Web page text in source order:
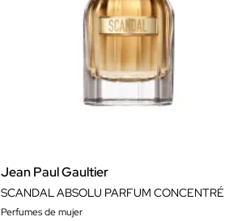
Jean Paul Gaultier
SCANDAL ABSOLU PARFUM CONCENTRÉ
Perfumes de mujer